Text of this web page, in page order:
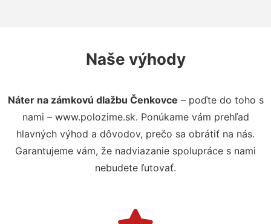
Naše výhody
Náter na zámkovú dlažbu Čenkovce – poďte do toho s
nami – www.polozime.sk. Ponúkame vám prehľad
hlavných výhod a dôvodov, prečo sa obrátiť na nás.
Garantujeme vám, že nadviazanie spolupráce s nami
nebudete ľutovať.